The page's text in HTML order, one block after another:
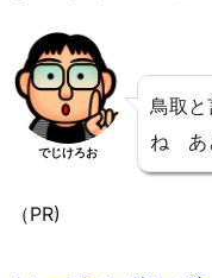
でじけろお
鳥取
ね あ
（PR)